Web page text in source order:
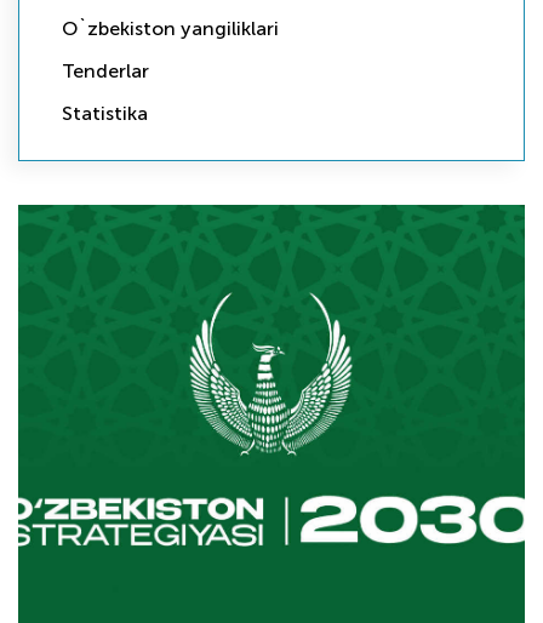
O`zbekiston yangiliklari
Tenderlar
Statistika